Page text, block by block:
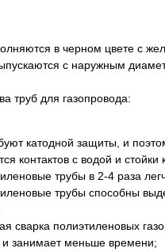
в черном цвете с
с наружным
труб для газопровода:
катодной защиты, и
контактов с водой и
трубы в 2-4 раза
трубы способны
сварка полиэтиленовых
занимает меньше времени;